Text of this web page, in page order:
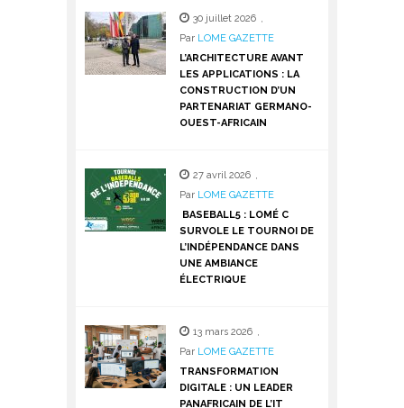
30 juillet 2026 ,
Par LOME GAZETTE
L’ARCHITECTURE AVANT
LES APPLICATIONS : LA
CONSTRUCTION D’UN
PARTENARIAT GERMANO-
OUEST-AFRICAIN
27 avril 2026 ,
Par LOME GAZETTE
BASEBALL5 : LOMÉ C
SURVOLE LE TOURNOI DE
L’INDÉPENDANCE DANS
UNE AMBIANCE
ÉLECTRIQUE
13 mars 2026 ,
Par LOME GAZETTE
TRANSFORMATION
DIGITALE : UN LEADER
PANAFRICAIN DE L’IT